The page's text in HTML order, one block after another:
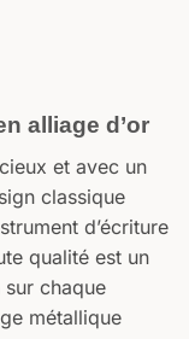
alliage d’or
et avec un
classique
d’écriture
qualité est un
chaque
métallique